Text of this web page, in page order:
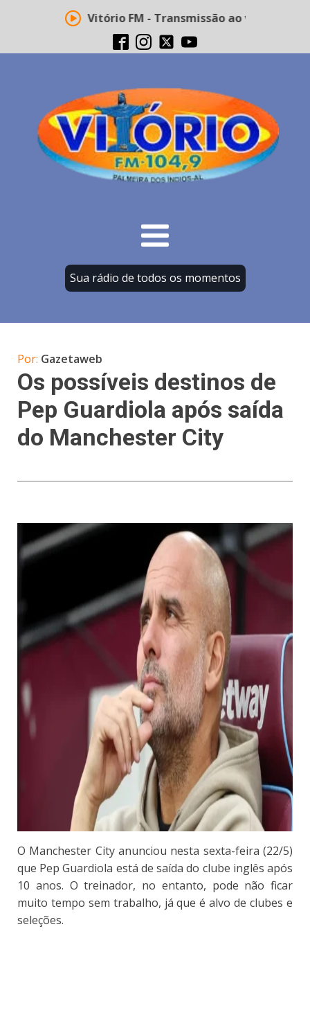
Rádio Vitório FM - Transmissão ao vivo
Sua rádio de todos os momentos
Por: Gazetaweb
Os possíveis destinos de
Pep Guardiola após saída
do Manchester City
O Manchester City anunciou nesta sexta-feira (22/5)
que Pep Guardiola está de saída do clube inglês após
10 anos. O treinador, no entanto, pode não ficar
muito tempo sem trabalho, já que é alvo de clubes e
seleções.